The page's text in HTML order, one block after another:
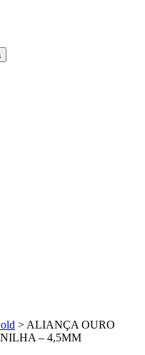
> ALIANÇA OURO
– 4,5MM